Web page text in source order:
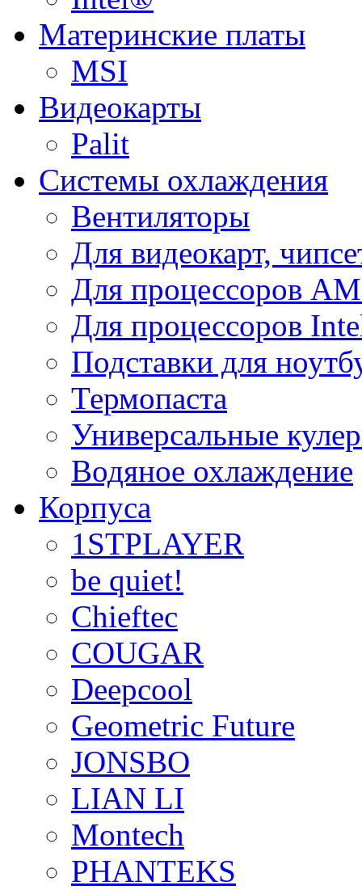
Материнские платы
MSI
Видеокарты
Palit
Системы охлаждения
Вентиляторы
Для видеокарт,
Для процессоров
Для процессоров
Подставки для
Термопаста
Универсальные
Водяное охлаждение
Корпуса
1STPLAYER
be quiet!
Chieftec
COUGAR
Deepcool
Geometric Future
JONSBO
LIAN LI
Montech
PHANTEKS